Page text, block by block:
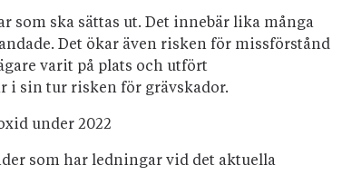
som ska sättas ut. Det innebär lika många
Det ökar även risken för missförstånd
varit på plats och utfört
i sin tur risken för grävskador.
under 2022
som har ledningar vid det aktuella